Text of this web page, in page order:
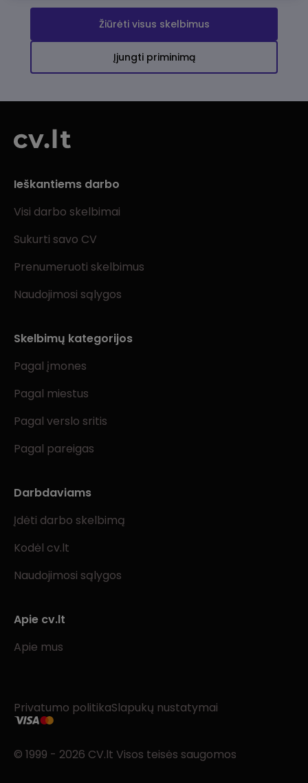
Žiūrėti visus skelbimus
Įjungti priminimą
Ieškantiems darbo
Visi darbo skelbimai
Sukurti savo CV
Prenumeruoti skelbimus
Naudojimosi sąlygos
Skelbimų kategorijos
Pagal įmones
Pagal miestus
Pagal verslo sritis
Pagal pareigas
Darbdaviams
Įdėti darbo skelbimą
Kodėl cv.lt
Naudojimosi sąlygos
Apie cv.lt
Apie mus
Privatumo politikaSlapukų nustatymai
© 1999 - 2026 CV.lt Visos teisės saugomos